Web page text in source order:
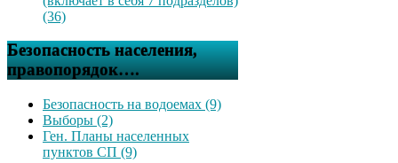
(36)
Безопасность населения,
правопорядок….
Безопасность на водоемах (9)
Выборы (2)
Ген. Планы населенных
пунктов СП (9)